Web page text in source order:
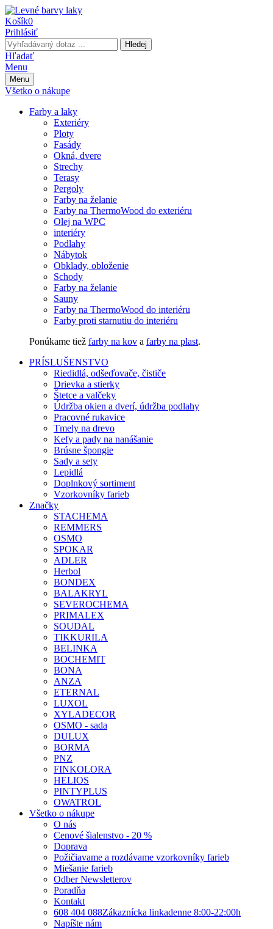
Košík0
Prihlásiť
Hledej
Hľadať
Menu
Menu
Všetko o nákupe
Farby a laky
Exteriéry
Ploty
Fasády
Okná, dvere
Strechy
Terasy
Pergoly
Farby na želanie
Farby na ThermoWood do exteriéru
Olej na WPC
interiéry
Podlahy
Nábytok
Obklady, obloženie
Schody
Farby na želanie
Sauny
Farby na ThermoWood do interiéru
Farby proti starnutiu do interiéru
Ponúkame tiež farby na kov a farby na plast.
PRÍSLUŠENSTVO
Riedidlá, odšeďovače, čističe
Drievka a stierky
Štetce a valčeky
Údržba okien a dverí, údržba podlahy
Pracovné rukavice
Tmely na drevo
Kefy a pady na nanášanie
Brúsne špongie
Sady a sety
Lepidlá
Doplnkový sortiment
Vzorkovníky farieb
Značky
STACHEMA
REMMERS
OSMO
SPOKAR
ADLER
Herbol
BONDEX
BALAKRYL
SEVEROCHEMA
PRIMALEX
SOUDAL
TIKKURILA
BELINKA
BOCHEMIT
BONA
ANZA
ETERNAL
LUXOL
XYLADECOR
OSMO - sada
DULUX
BORMA
PNZ
FINKOLORA
HELIOS
PINTYPLUS
OWATROL
Všetko o nákupe
O nás
Cenové šialenstvo - 20 %
Doprava
Požičiavame a rozdávame vzorkovníky farieb
Miešanie farieb
Odber Newsletterov
Poradňa
Kontakt
608 404 088Zákaznícka linkadenne 8:00-22:00h
Napíšte nám